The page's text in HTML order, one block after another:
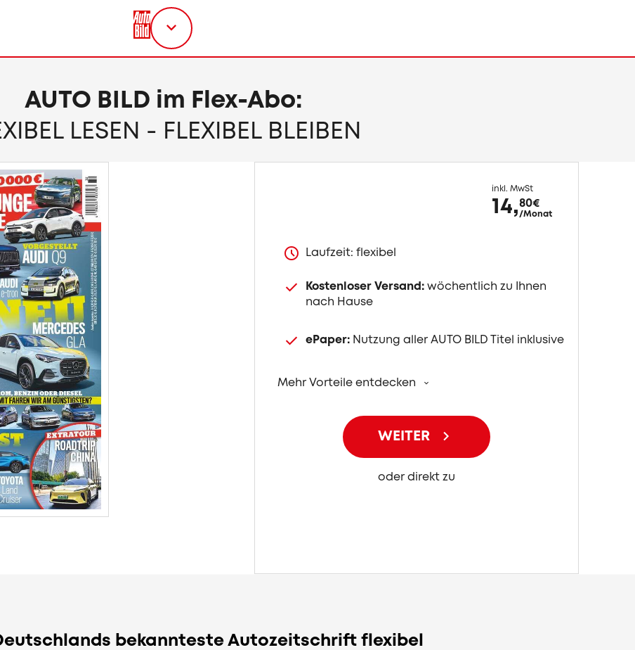
Titel
wählen
AUTO BILD im Flex-Abo:
LESEN - FLEXIBEL BLEIBEN
inkl. MwSt
14,80€
/Monat
Laufzeit: flexibel
Kostenloser Versand:wöchentlich zu Ihnen
nach Hause
ePaper: Nutzung aller AUTO BILD Titel inklusive
Mehr Vorteile entdecken
WEITER
oder direkt zu
bekannteste Autozeitschrift flexibel